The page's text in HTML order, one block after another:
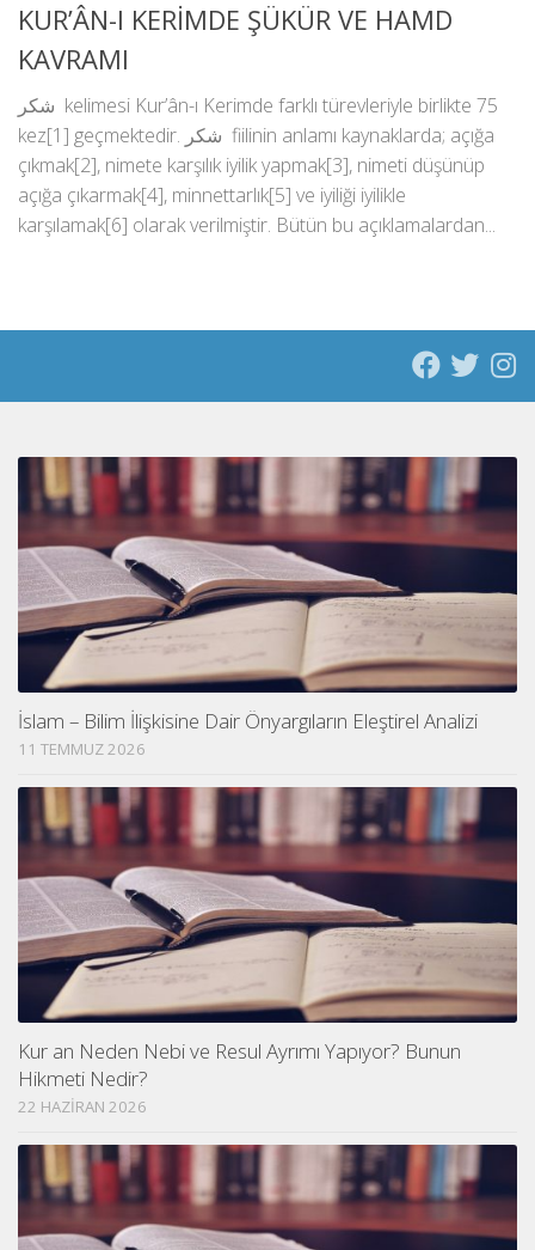
KUR’ÂN-I KERİMDE ŞÜKÜR VE HAMD
KAVRAMI
شكر kelimesi Kur’ân-ı Kerimde farklı türevleriyle birlikte 75
kez[1] geçmektedir. شكر fiilinin anlamı kaynaklarda; açığa
çıkmak[2], nimete karşılık iyilik yapmak[3], nimeti düşünüp
açığa çıkarmak[4], minnettarlık[5] ve iyiliği iyilikle
karşılamak[6] olarak verilmiştir. Bütün bu açıklamalardan...
İslam – Bilim İlişkisine Dair Önyargıların Eleştirel Analizi
11 TEMMUZ 2026
Kur an Neden Nebi ve Resul Ayrımı Yapıyor? Bunun
Hikmeti Nedir?
22 HAZIRAN 2026